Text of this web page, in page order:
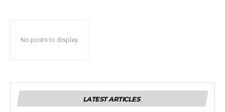
No posts to display
LATEST ARTICLES